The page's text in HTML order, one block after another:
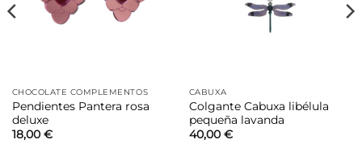
CHOCOLATE COMPLEMENTOS
Pendientes Pantera rosa
deluxe
18,00 €
CABUXA
Colgante Cabuxa libélula
pequeña lavanda
40,00 €